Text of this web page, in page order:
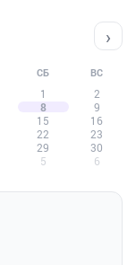
›
СБ ВС
1
2
8
9
15
16
22
23
29
30
5 6